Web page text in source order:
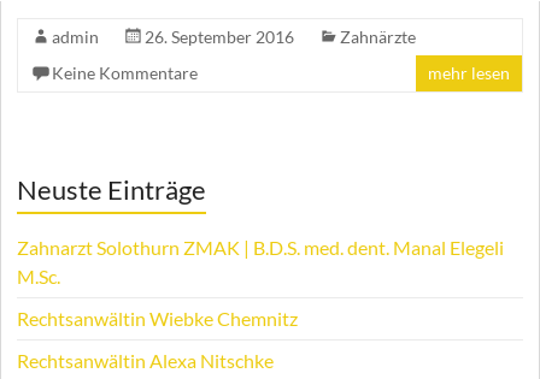
admin 26. September 2016
Zahnärzte
Keine Kommentare
mehr lesen
Neuste Einträge
Zahnarzt Solothurn ZMAK | B.D.S. med. dent. Manal Elegeli
M.Sc.
Rechtsanwältin Wiebke Chemnitz
Rechtsanwältin Alexa Nitschke